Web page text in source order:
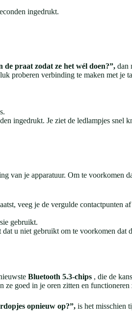
ingedrukt.
praat zodat ze het wél doen?”, dan
proberen verbinding te maken met je
ingedrukt. Je ziet de ledlampjes snel
je apparatuur. Om te voorkomen
veeg je de vergulde contactpunten
gebruikt.
u niet gebruikt om te voorkomen
Bluetooth 5.3-chips , die de
goed in je oren zitten en
opnieuw op?”, is het misschien